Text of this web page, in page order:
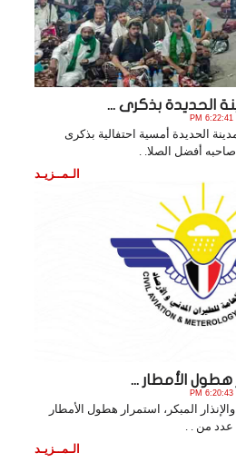
الحديدة بذكرى ...
الحديدة أمسية احتفالية بذكرى
أفضل الصلا. .
الـمــزيـد
هطول الأمطار ...
المبكر، استمرار هطول الأمطار
عدد من . .
الـمــزيـد